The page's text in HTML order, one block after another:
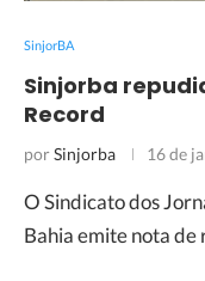
SinjorBA
Sinjorba
Record
porSinjorba 16 de
O Sindicato dos
Bahia emite nota de